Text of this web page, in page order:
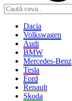
Dacia
Volkswagen
Audi
BMW
Mercedes-Benz
Tesla
Ford
Renault
Skoda